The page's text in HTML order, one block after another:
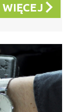
WIĘCEJ